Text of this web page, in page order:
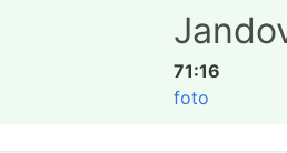
71:16
foto